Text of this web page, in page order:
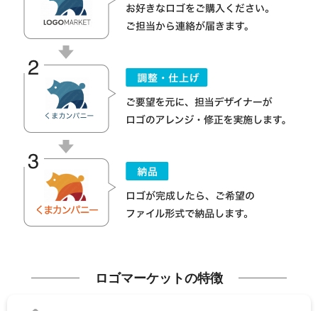
ロゴマーケットの特徴